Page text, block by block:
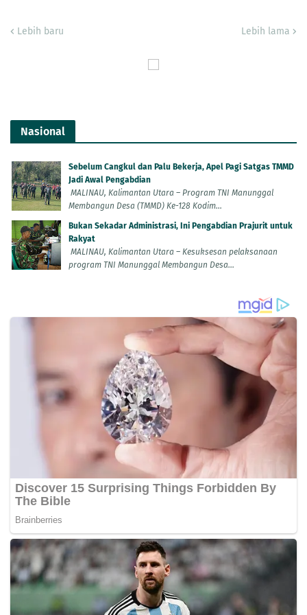
Lebih baru Lebih lama
Nasional
Sebelum Cangkul dan Palu Bekerja, Apel Pagi Satgas TMMD
Jadi Awal Pengabdian
MALINAU, Kalimantan Utara – Program TNI Manunggal
Membangun Desa (TMMD) Ke-128 Kodim...
Bukan Sekadar Administrasi, Ini Pengabdian Prajurit untuk
Rakyat
MALINAU, Kalimantan Utara – Kesuksesan pelaksanaan
program TNI Manunggal Membangun Desa...